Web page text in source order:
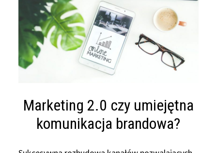
Marketing 2.0 czy umiejętna
komunikacja brandowa?